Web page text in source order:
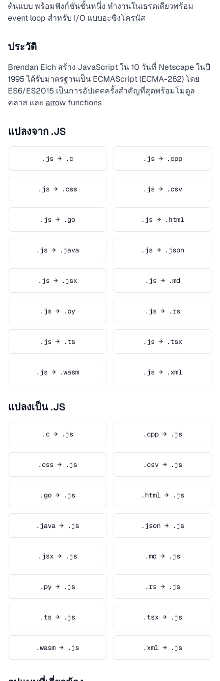
ต้นแบบ พร้อมฟังก์ชันชั้นหนึ่ง ทำงานในเธรดเดียวพร้อม
event loop สำหรับ I/O แบบอะซิงโครนัส
ประวัติ
Brendan Eich สร้าง JavaScript ใน 10 วันที่ Netscape ในปี
1995 ได้รับมาตรฐานเป็น ECMAScript (ECMA-262) โดย
ES6/ES2015 เป็นการอัปเดตครั้งสำคัญที่สุดพร้อมโมดูล
คลาส และ arrow functions
แปลงจาก .JS
.js → .c .js → .cpp
.js → .css .js → .csv
.js → .go .js → .html
.js → .java .js → .json
.js → .jsx .js → .md
.js → .py .js → .rs
.js → .ts .js → .tsx
.js → .wasm .js → .xml
แปลงเป็น .JS
.c → .js .cpp → .js
.css → .js .csv → .js
.go → .js .html → .js
.java → .js .json → .js
.jsx → .js .md → .js
.py → .js .rs → .js
.ts → .js .tsx → .js
.wasm → .js .xml → .js